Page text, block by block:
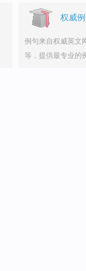
权威
例句来自权威英文
等，提供最专业的